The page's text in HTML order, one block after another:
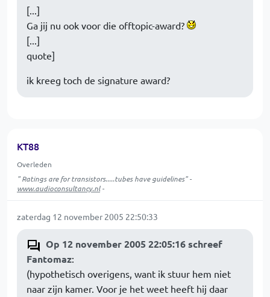
[...]
Ga jij nu ook voor die offtopic-award?
[...]
quote]
ik kreeg toch de signature award?
KT88
Overleden
" Ratings are for transistors.....tubes have guidelines" -
www.audioconsultancy.nl-
zaterdag 12 november 2005 22:50:33
Op 12 november 2005 22:05:16 schreef
Fantomaz:
(hypothetisch overigens, want ik stuur hem niet
naar zijn kamer. Voor je het weet heeft hij daar